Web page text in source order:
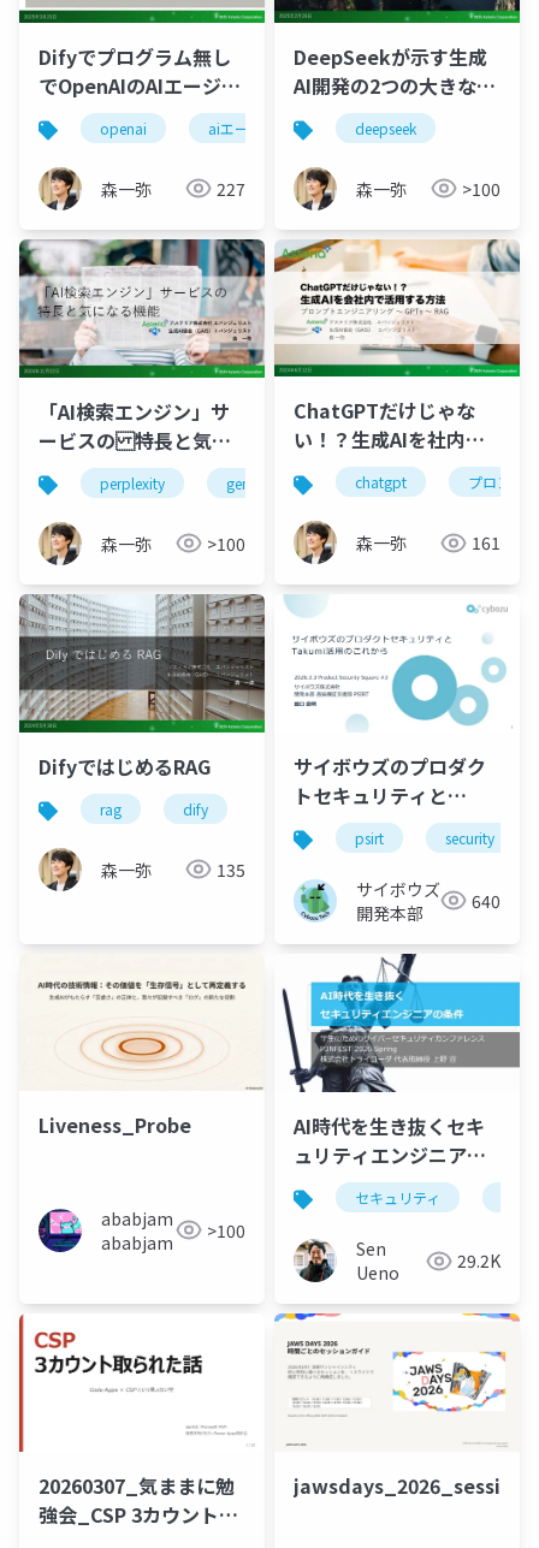
Difyでプログラム無し
でOpenAIのAIエージェ
ントAPIを触ってみた
openai aiエージェント
森一弥 227
DeepSeekが示す生成
AI開発の2つの大きな可
能性とはdeepseek
森一弥 >100
「AI検索エンジン」サ
ービスの 特長と気に
なる機能perplexity genspark felo
森一弥 >100
ChatGPTだけじゃな
い！？生成AIを社内で
活用する方法 プロンプ
トエンジニアリング〜
GPTs〜RAG
chatgpt プロンプ
森一弥 161
DifyではじめるRAG
rag dify
森一弥 135
サイボウズのプロダク
トセキュリティと
Takumi活用のこれから
psirt security
サイボウズ
開発本部
640
Liveness_Probe
ababjam
ababjam
>100
AI時代を生き抜くセキ
ュリティエンジニアの
条件
セキュリティ
Sen
Ueno
29.2K
20260307_気ままに勉
強会_CSP 3カウント取